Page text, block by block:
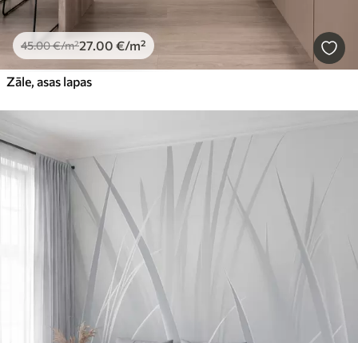
45.00€/m²27 .00 €/m²
Zāle, asas lapas